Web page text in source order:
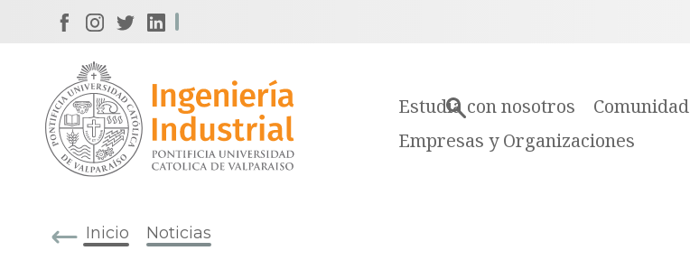
Estudia con nosotros Comunidad
Empresas y Organizaciones
Inicio Noticias